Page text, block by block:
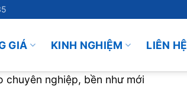
GIÁ KINH NGHIỆM LIÊN HỆ
chuyên nghiệp, bền như mới